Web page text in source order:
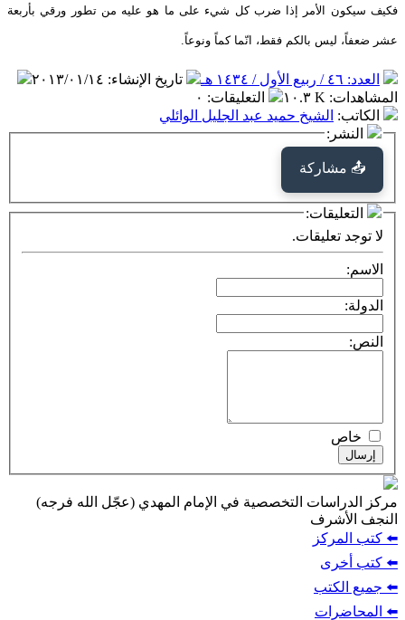
فكيف سيكون الأمر إذا ضرب كل شيء على ما هو عليه من تطور ورقي بأربعة
عشر ضعفاً، ليس بالكم فقط، انّما كماً ونوعاً.
العدد: ٤٦ / ربيع الأول / ١٤٣٤ هـ تاريخ الإنشاء: ٢٠١٣/٠١/١٤
المشاهدات: ١٠.٣ K التعليقات: ٠
الكاتب: الشيخ حميد عبد الجليل الوائلي
النشر:
📤 مشاركة
التعليقات:
لا توجد تعليقات.
الاسم:
الدولة:
النص:
خاص
إرسال
مركز الدراسات التخصصية في الإمام المهدي (عجّل الله فرجه)
النجف الأشرف
⬅️ كتب المركز
⬅️ كتب أخرى
⬅️ جميع الكتب
⬅️ المحاضرات